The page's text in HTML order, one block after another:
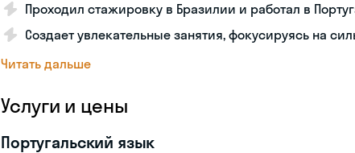
Проходил стажировку в Бразилии и работал в
Создает увлекательные занятия, фокусируясь на
Читать дальше
Услуги и цены
Португальский язык